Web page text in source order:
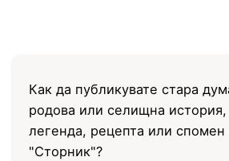
Как да публикувате стара
родова или селищна
легенда, рецепта или
"Сторник"?